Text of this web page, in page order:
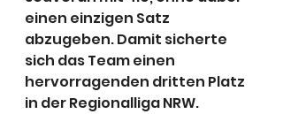
einen einzigen Satz
abzugeben. Damit sicherte
sich das Team einen
hervorragenden dritten Platz
in der Regionalliga NRW.